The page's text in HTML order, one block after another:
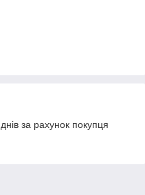
за рахунок покупця